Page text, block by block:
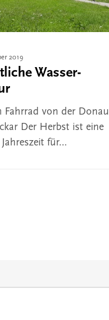
2019
Wasser-
Fahrrad von der Donau
Der Herbst ist eine
Jahreszeit für…